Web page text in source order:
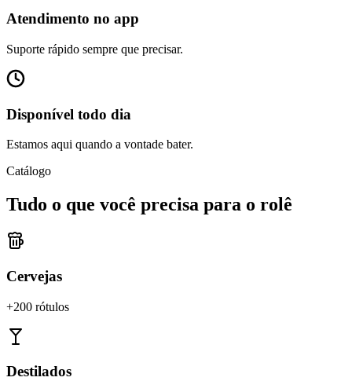
Atendimento no app
Suporte rápido sempre que precisar.
Disponível todo dia
Estamos aqui quando a vontade bater.
Catálogo
Tudo o que você precisa para o rolê
Cervejas
+200 rótulos
Destilados